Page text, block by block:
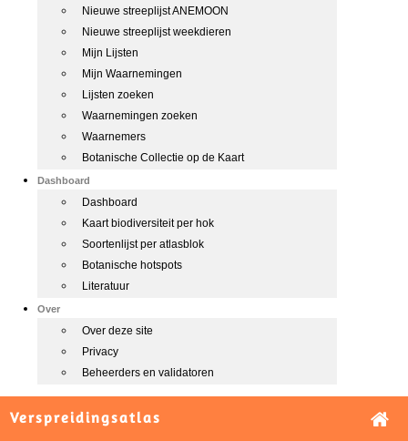
Nieuwe streeplijst ANEMOON
Nieuwe streeplijst weekdieren
Mijn Lijsten
Mijn Waarnemingen
Lijsten zoeken
Waarnemingen zoeken
Waarnemers
Botanische Collectie op de Kaart
Dashboard
Dashboard
Kaart biodiversiteit per hok
Soortenlijst per atlasblok
Botanische hotspots
Literatuur
Over
Over deze site
Privacy
Beheerders en validatoren
Verspreidingsatlas